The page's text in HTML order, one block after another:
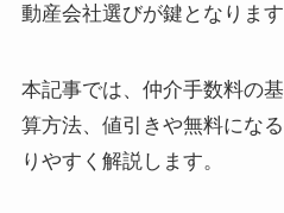
動産会社選びが鍵となります
本記事では、仲介手数料の
算方法、値引きや無料にな
りやすく解説します。